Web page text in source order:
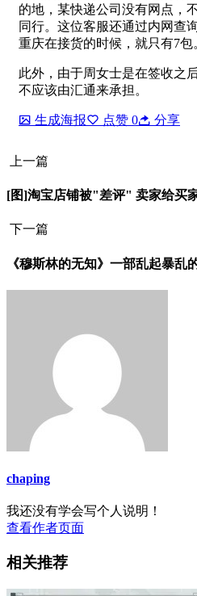
的地，某快递公司没有网点，
同行。这位客服还通过内网查
重庆在接货的时候，就只有7包
此外，由于周女士是在签收之
不应该由汇通来承担。
生成海报 点赞 0 分享
上一篇
[图]淘宝店铺被"差评" 卖家给买
下一篇
《穆斯林的无知》一部乱起暴乱
chaping
我还没有学会写个人说明！
查看作者页面
相关推荐